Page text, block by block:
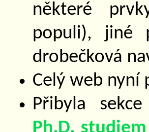
některé
populi), jiné
drobečková
Celý web nyní
Přibyla